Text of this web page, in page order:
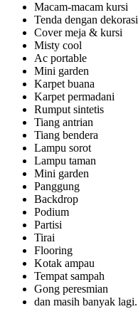
Macam-macam kursi
Tenda dengan dekorasi
Cover meja & kursi
Misty cool
Ac portable
Mini garden
Karpet buana
Karpet permadani
Rumput sintetis
Tiang antrian
Tiang bendera
Lampu sorot
Lampu taman
Mini garden
Panggung
Backdrop
Podium
Partisi
Tirai
Flooring
Kotak ampau
Tempat sampah
Gong peresmian
dan masih banyak lagi.